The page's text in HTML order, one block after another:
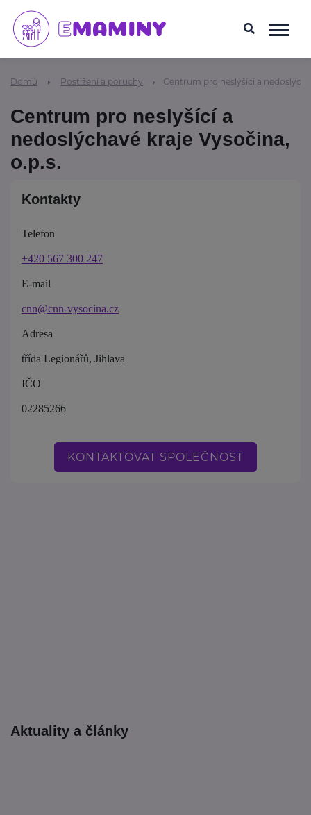
Domů Postižení a poruchy Centrum pro neslyšící a
Centrum pro neslyšící a
nedoslýchavé kraje Vysočina,
o.p.s.
Kontakty
Telefon
+420 567 300 247
E-mail
cnn@cnn-vysocina.cz
Adresa
třída Legionářů, Jihlava
IČO
02285266
KONTAKTOVAT SPOLEČNOST
Aktuality a články